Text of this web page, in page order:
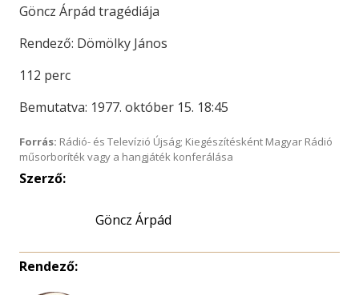
Göncz Árpád tragédiája
Rendező: Dömölky János
112 perc
Bemutatva: 1977. október 15. 18:45
Forrás: Rádió- és Televízió Újság; Kiegészítésként Magyar Rádió
műsorboríték vagy a hangjáték konferálása
Szerző:
Göncz Árpád
Rendező: